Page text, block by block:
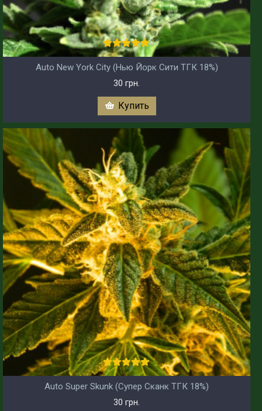
Auto New York City (Нью Йорк Сити ТГК 18%)
30 грн.
Купить
Auto Super Skunk (Супер Сканк ТГК 18%)
30 грн.